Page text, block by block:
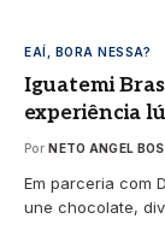
EAÍ, BORA NESSA?
Iguatemi
experiência
Por NETO ANGEL
Em parceria com
une chocolate,